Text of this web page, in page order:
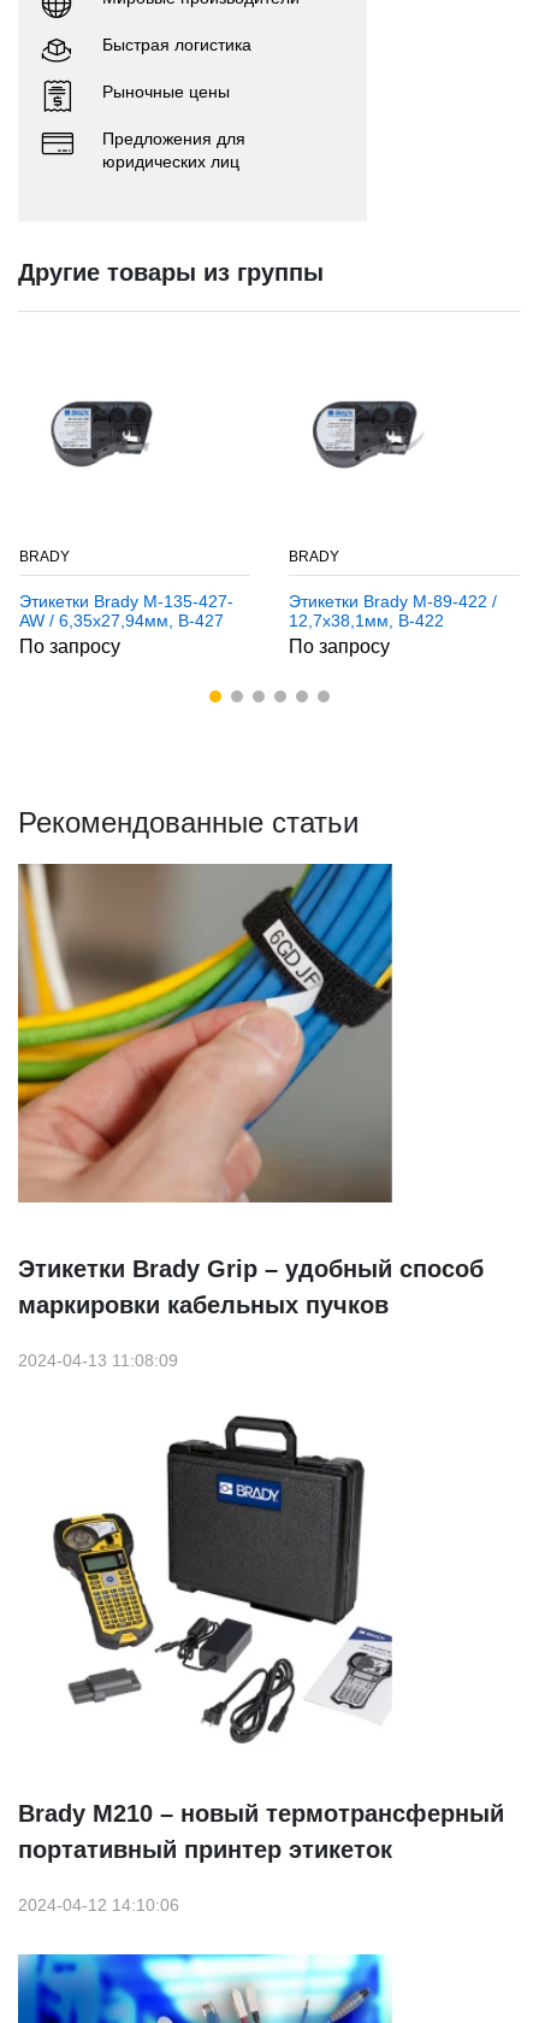
Быстрая логистика
Рыночные цены
Предложения для
юридических лиц
Другие товары из группы
BRADY
Этикетки Brady M-135-427-
AW / 6,35x27,94мм, B-427
По запросу
BRADY
Этикетки Brady M-89-422 /
12,7x38,1мм, B-422
По запросу
Рекомендованные статьи
Этикетки Brady Grip – удобный способ
маркировки кабельных пучков
2024-04-13 11:08:09
Brady М210 – новый термотрансферный
портативный принтер этикеток
2024-04-12 14:10:06